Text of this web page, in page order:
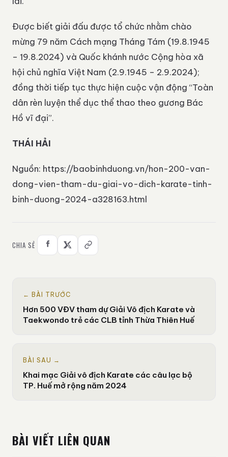
Được biết giải đấu được tổ chức nhằm chào
mừng 79 năm Cách mạng Tháng Tám (19.8.1945
– 19.8.2024) và Quốc khánh nước Cộng hòa xã
hội chủ nghĩa Việt Nam (2.9.1945 – 2.9.2024);
đồng thời tiếp tục thực hiện cuộc vận động “Toàn
dân rèn luyện thể dục thể thao theo gương Bác
Hồ vĩ đại”.
THÁI HẢI
Nguồn: https://baobinhduong.vn/hon-200-van-
dong-vien-tham-du-giai-vo-dich-karate-tinh-
binh-duong-2024-a328163.html
CHIA SẺ
← BÀI TRƯỚC
Hơn 500 VĐV tham dự Giải Vô địch Karate và
Taekwondo trẻ các CLB tỉnh Thừa Thiên Huế
BÀI SAU →
Khai mạc Giải vô địch Karate các câu lạc bộ
TP. Huế mở rộng năm 2024
BÀI VIẾT LIÊN QUAN